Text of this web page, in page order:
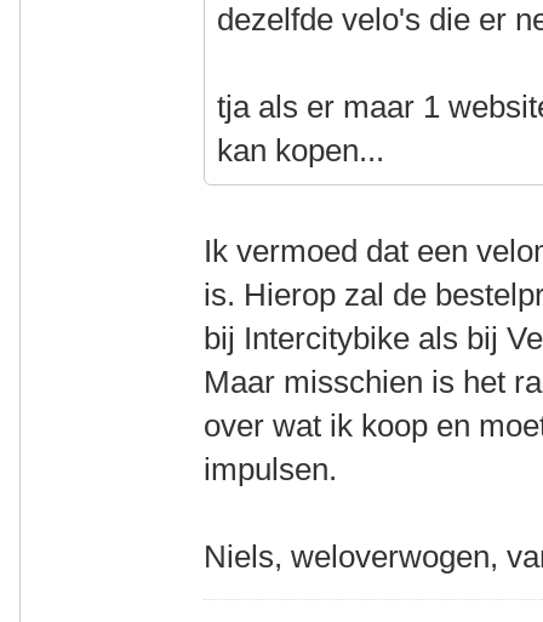
dezelfde velo's die er
tja als er maar 1
kan kopen...
Ik vermoed dat een
is. Hierop zal de
bij Intercitybike als bij
Maar misschien is het
over wat ik koop en
impulsen.
Niels, weloverwogen,